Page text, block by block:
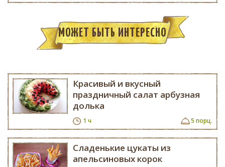
МОЖЕТ БЫТЬ ИНТЕРЕСНО
Красивый и вкусный
праздничный салат арбузная
долька
1 ч 5 порц.
Сладенькие цукаты из
апельсиновых корок